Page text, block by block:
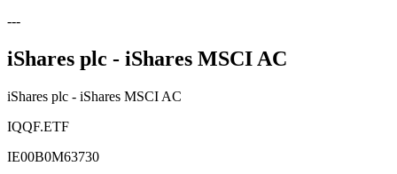
---
iShares plc - iShares MSCI AC
iShares plc - iShares MSCI AC
IQQF.ETF
IE00B0M63730